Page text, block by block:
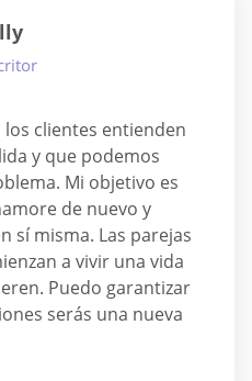
clientes entienden
y que podemos
Mi objetivo es
de nuevo y
sí misma. Las parejas
a vivir una vida
Puedo garantizar
serás una nueva